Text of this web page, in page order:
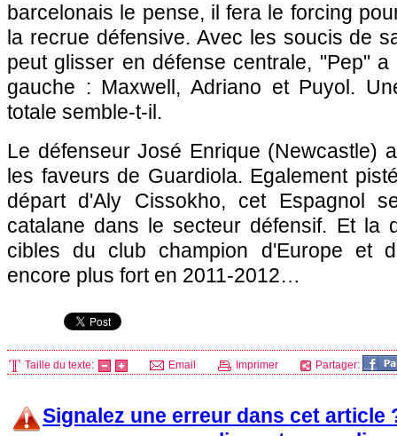
barcelonais le pense, il fera le forcing
la recrue défensive. Avec les soucis de
peut glisser en défense centrale, "Pep"
gauche : Maxwell, Adriano et Puyol.
totale semble-t-il.
Le défenseur José Enrique (Newcastle)
les faveurs de Guardiola. Egalement
départ d'Aly Cissokho, cet Espagnol
catalane dans le secteur défensif. Et la
cibles du club champion d'Europe et
encore plus fort en 2011-2012…
Taille du texte: Email Imprimer Partager:
Signalez une erreur dans cet article